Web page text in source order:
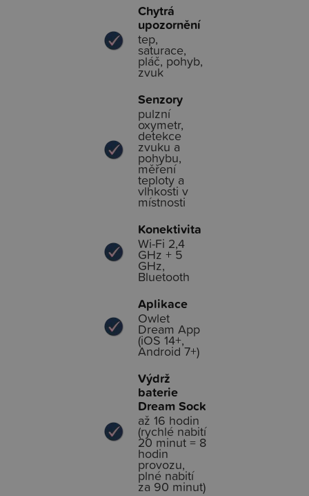
Chytrá
upozornění
tep,
saturace,
pláč, pohyb,
zvuk
Senzory
pulzní
oxymetr,
detekce
zvuku a
pohybu,
měření
teploty a
vlhkosti v
místnosti
Konektivita
Wi-Fi 2,4
GHz + 5
GHz,
Bluetooth
Aplikace
Owlet
Dream App
(iOS 14+,
Android 7+)
Výdrž
baterie
Dream Sock
až 16 hodin
(rychlé nabití
20 minut = 8
hodin
provozu,
plné nabití
za 90 minut)